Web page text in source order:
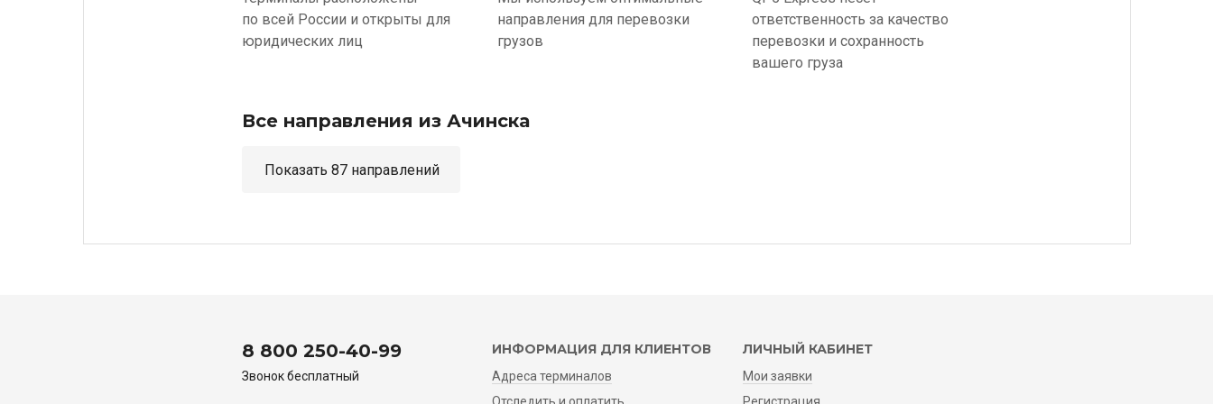
по всей России и открыты для
юридических лиц
направления для перевозки
грузов
ответственность за качество
перевозки и сохранность
вашего груза
Все направления из Ачинска
Показать 87 направлений
8 800 250-40-99
Звонок бесплатный
ИНФОРМАЦИЯ ДЛЯ КЛИЕНТОВ
Адреса терминалов
ЛИЧНЫЙ КАБИНЕТ
Мои заявки